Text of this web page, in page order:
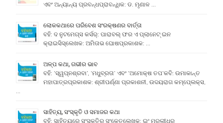
ଏବଂ ଅନ୍ୟାନ୍ୟ ପ୍ରବନ୍ଧପ୍ରାବନ୍ଧିକ: ଡ. ମୃଣାଳ …
ଲୋକକଥାରେ ପରିବେଶ ସଂରକ୍ଷଣର ବାର୍ତ୍ତା
ବହି: ଦ ନୁଟମେଗ୍ସ କର୍ସର୍: ପାରାବଲ୍ ଫର ଏ ପ୍ଲାନେଟ୍ ଇନ
କ୍ରାଇସିସ୍ଲେଖକ: ଅମିତାଭ ଘୋଷପ୍ରକାଶକ: …
ଅଳ୍ପ କଥା, ଗଭୀର ଭାବ
ବହି: ‘ସ୍ୱପ୍ନଶ୍ରବା’, ‘ମଧୁବ୍ରତା’ ଏବଂ ‘ଅମୋକ୍ଷ ତପ’କବି: ଉମାକାନ୍ତ
ମହାପାତ୍ରପ୍ରକାଶକ: ଶ୍ରୀପର୍ଣ୍ଣା ପ୍ରକାଶନୀ, ଉଦୟରାଗ କମ୍ପେ୍ଲକ୍ସ,
…
ସାହିତ୍ୟ, ସଂସ୍କୃତି ଓ ସମାଜର କଥା
ବହି: ସାହିତ୍ୟରେ ସଂସ୍କୃତିର ସଂକେତଲେଖକ: ଇଂ ମୁରଲୀଧର